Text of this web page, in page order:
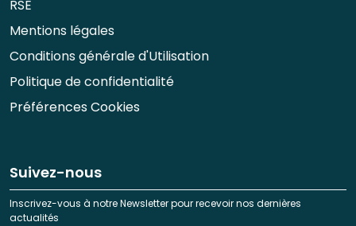
RSE
Mentions légales
Conditions générale d'Utilisation
Politique de confidentialité
Préférences Cookies
Suivez-nous
Inscrivez-vous à notre Newsletter pour recevoir nos dernières
actualités